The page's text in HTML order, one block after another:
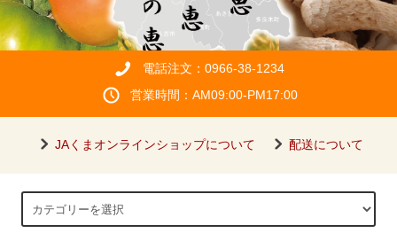
電話注文：0966-38-1234
営業時間：AM09:00-PM17:00
JAくまオンラインショップについて 配送について